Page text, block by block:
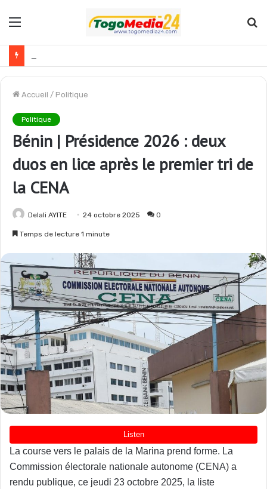
Menu
Accueil / Politique
Politique
Bénin | Présidence 2026 : deux
duos en lice après le premier tri de
la CENA
Delali AYITE 24 octobre 2025 0
Temps de lecture 1 minute
La course vers le palais de la Marina prend forme. La
Commission électorale nationale autonome (CENA) a
rendu publique, ce jeudi 23 octobre 2025, la liste